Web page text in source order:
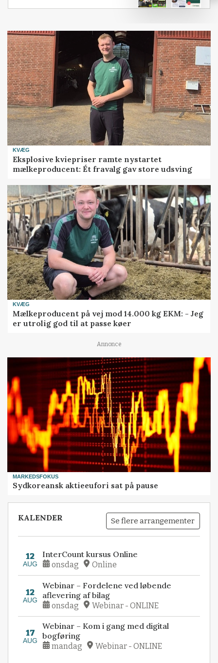
KVÆG
Eksplosive kviepriser ramte nystartet
mælkeproducent: Ét fravalg gav store udsving
KVÆG
Mælkeproducent på vej mod 14.000 kg EKM: - Jeg
er utrolig god til at passe køer
Annonce
MARKEDSFOKUS
Sydkoreansk aktieeufori sat på pause
KALENDER Se flere arrangementer
12
AUG
InterCount kursus Online
onsdag Online
12
AUG
Webinar – Fordelene ved løbende
aflevering af bilag
onsdag Webinar - ONLINE
17
AUG
Webinar – Kom i gang med digital
bogføring
mandag Webinar - ONLINE